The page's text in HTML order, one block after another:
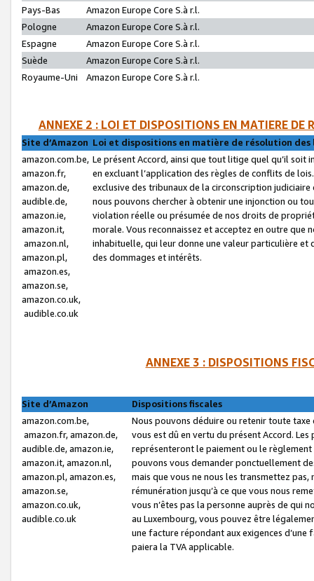
Pays-Bas
Amazon Europe Core S.à r.l.
Pologne
Amazon Europe Core S.à r.l.
Espagne
Amazon Europe Core S.à r.l.
Suède
Amazon Europe Core S.à r.l.
Royaume-Uni
Amazon Europe Core S.à r.l.
ANNEXE 2 : LOI ET DISPOSITIONS EN MATIERE DE
Site d’Amazon Loi et dispositions en matière de résolution
amazon.com.be,
amazon.fr,
amazon.de,
audible.de,
amazon.ie,
amazon.it,
amazon.nl,
amazon.pl,
amazon.es,
amazon.se,
amazon.co.uk,
audible.co.uk
Le présent Accord, ainsi que tout litige quel qu’il soit
en excluant l’application des règles de conflits de
exclusive des tribunaux de la circonscription
nous pouvons chercher à obtenir une injonction ou
violation réelle ou présumée de nos droits de
morale. Vous reconnaissez et acceptez en outre que
inhabituelle, qui leur donne une valeur particulière
des dommages et intérêts.
ANNEXE 3 : DISPOSITIONS
Site d’Amazon
Dispositions fiscales
amazon.com.be,
amazon.fr, amazon.de,
audible.de, amazon.ie,
amazon.it, amazon.nl,
amazon.pl, amazon.es,
amazon.se,
amazon.co.uk,
audible.co.uk
Nous pouvons déduire ou retenir toute
vous est dû en vertu du présent Accord.
représenteront le paiement ou le
pouvons vous demander ponctuellement
mais que vous ne nous les transmettez
rémunération jusqu’à ce que vous nous
vous n’êtes pas la personne auprès de qui
au Luxembourg, vous pouvez être
une facture répondant aux exigences
paiera la TVA applicable.